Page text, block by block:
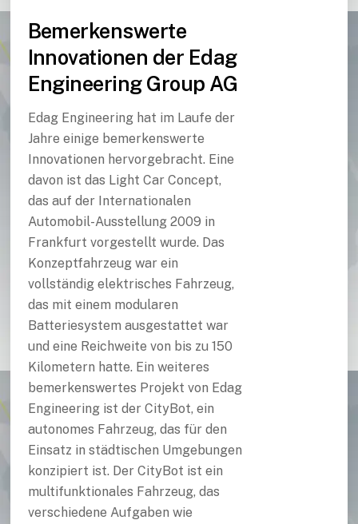
Bemerkenswerte
Innovationen der Edag
Engineering Group AG
Edag Engineering hat im Laufe der
Jahre einige bemerkenswerte
Innovationen hervorgebracht. Eine
davon ist das Light Car Concept,
das auf der Internationalen
Automobil-Ausstellung 2009 in
Frankfurt vorgestellt wurde. Das
Konzeptfahrzeug war ein
vollständig elektrisches Fahrzeug,
das mit einem modularen
Batteriesystem ausgestattet war
und eine Reichweite von bis zu 150
Kilometern hatte. Ein weiteres
bemerkenswertes Projekt von Edag
Engineering ist der CityBot, ein
autonomes Fahrzeug, das für den
Einsatz in städtischen Umgebungen
konzipiert ist. Der CityBot ist ein
multifunktionales Fahrzeug, das
verschiedene Aufgaben wie